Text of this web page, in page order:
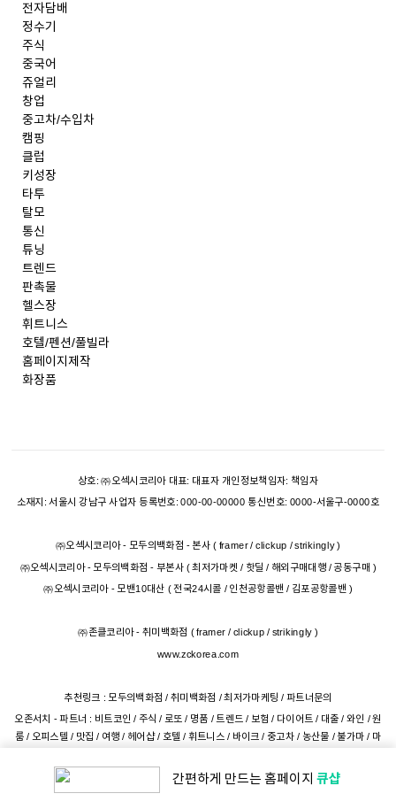
전자담배
정수기
주식
중국어
쥬얼리
창업
중고차/수입차
캠핑
클럽
키성장
타투
탈모
통신
튜닝
트렌드
판촉물
헬스장
휘트니스
호텔/펜션/풀빌라
홈페이지제작
화장품
상호: ㈜오섹시코리아 대표: 대표자 개인정보책임자: 책임자
소재지: 서울시 강남구 사업자 등록번호: 000-00-00000 통신번호: 0000-서울구-0000호
㈜오섹시코리아 - 모두의백화점 - 본사 ( framer/ clickup /strikingly)
㈜오섹시코리아 - 모두의백화점 - 부본사(최저가마켓 / 핫딜 / 해외구매대행/ 공동구매 )
㈜오섹시코리아 - 모밴10대산 (전국24시콜 / 인천공항콜밴 / 김포공항콜밴 )
㈜존클코리아 - 취미백화점 (framer / clickup / strikingly)
www.zckorea.com
추천링크 : 모두의백화점 / 취미백화점 /최저가마케팅 / 파트너문의
오존서치 - 파트너 : 비트코인 / 주식 / 로또 / 명품 /트렌드 / 보험 / 다이어트 / 대출 /와인 /원
룸 / 오피스텔 / 맛집 / 여행 / 헤어샵 / 호텔 / 휘트니스 / 바이크 /중고차 / 농산물 /불가마 / 마
간편하게 만드는 홈페이지 큐샵